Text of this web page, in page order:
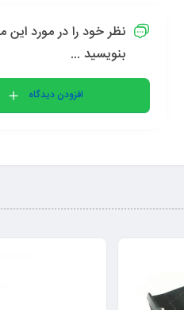
نظر خود را در مورد
بنویسید ...
افزودن دیدگاه